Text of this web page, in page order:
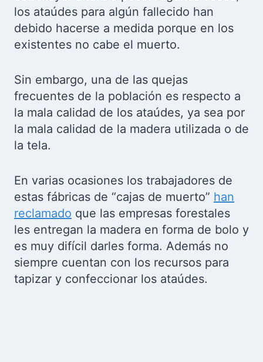
los ataúdes para algún fallecido han
debido hacerse a medida porque en los
existentes no cabe el muerto.
Sin embargo, una de las quejas
frecuentes de la población es respecto a
la mala calidad de los ataúdes, ya sea por
la mala calidad de la madera utilizada o de
la tela.
En varias ocasiones los trabajadores de
estas fábricas de “cajas de muerto” han
reclamado que las empresas forestales
les entregan la madera en forma de bolo y
es muy difícil darles forma. Además no
siempre cuentan con los recursos para
tapizar y confeccionar los ataúdes.